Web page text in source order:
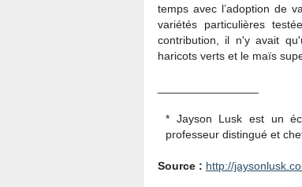
temps avec l’adoption de
variétés particulières
contribution, il n'y avait
haricots verts et le maïs
* Jayson Lusk est un
professeur distingué et
Source : http://